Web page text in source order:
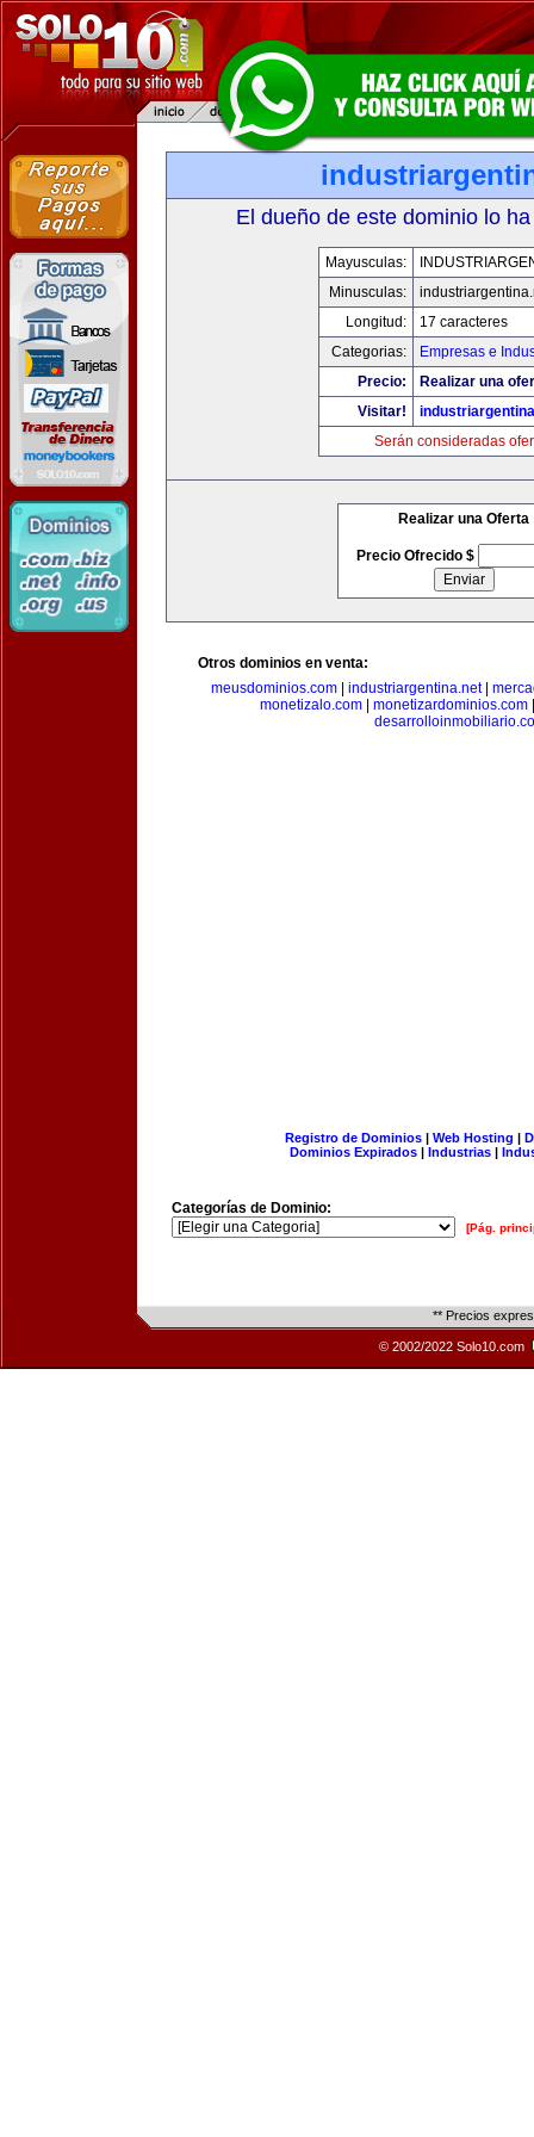
El dueño de este dominio lo
Mayusculas:
Minusculas:
Longitud:
17 caracteres
Categorias:
Empresas e
Precio:
Realizar una
Visitar!
Serán consideradas
Realizar una Oferta
Precio Ofrecido $
Otros dominios en venta:
meusdominios.com| industriargentina.net|
monetizalo.com| monetizardominios.com
Registro de Dominios| Web Hosting |
Dominios Expirados | Industrias |
Categorías de Dominio:
[Pág.
** Precios
© 2002/2022 Solo10.com